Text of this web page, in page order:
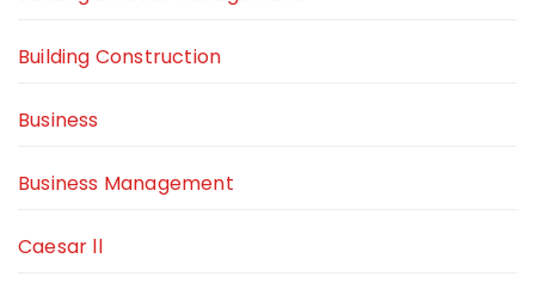
Building Construction
Business
Business Management
Caesar ll